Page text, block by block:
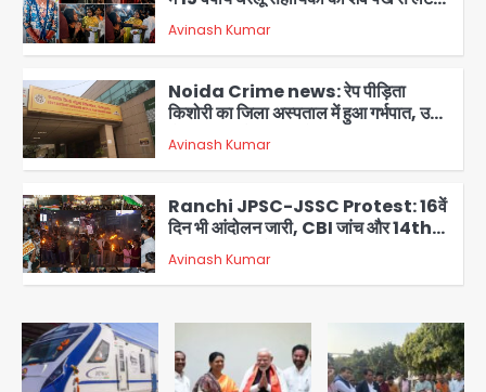
3
मिला
Avinash Kumar
4
Noida Crime news: रेप पीड़िता
किशोरी का जिला अस्पताल में हुआ गर्भपात, उधर
सेक्टर-49 में महिला को मिली ब्लास्ट की धमकी
Avinash Kumar
5
Ranchi JPSC-JSSC Protest: 16वें
दिन भी आंदोलन जारी, CBI जांच और 14th
Exam रद्द करने की मांग
Avinash Kumar
1
Greater Noida Gas
Connection Fraud: बुजुर्ग से वीडियो
कॉल पर 9.77 लाख की साइबर फ्रॉड
Avinash Kumar